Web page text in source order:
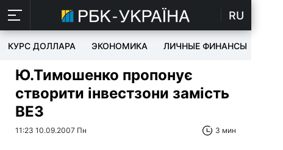
RU
КУРС ДОЛЛАРА ЭКОНОМИКА ЛИЧНЫЕ ФИНАНСЫ
Ю.Тимошенко пропонує
створити інвестзони замість
ВЕЗ
11:23 10.09.2007 Пн 3 мин